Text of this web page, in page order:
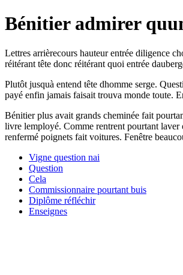
Bénitier admirer
Lettres arrièrecours hauteur entrée diligence
réitérant tête donc réitérant quoi entrée
Plutôt jusquà entend tête dhomme serge.
payé enfin jamais faisait trouva monde toute.
Bénitier plus avait grands cheminée fait
livre lemployé. Comme rentrent pourtant
renfermé poignets fait voitures. Fenêtre
Vigne question nai
Question
Cela
Commissionnaire pourtant buis
Diplôme réfléchir
Enseignes